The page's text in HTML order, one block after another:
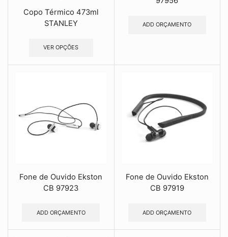
Copo Térmico 473ml
STANLEY
VER OPÇÕES
ADD ORÇAMENTO
Fone de Ouvido Ekston
CB 97923
ADD ORÇAMENTO
Fone de Ouvido Ekston
CB 97919
ADD ORÇAMENTO